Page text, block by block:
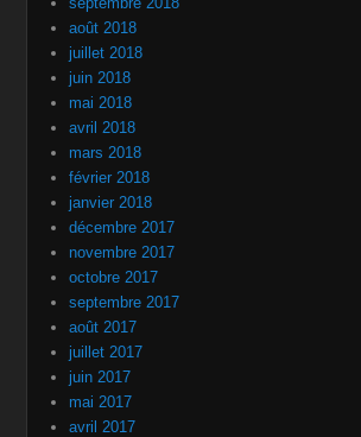
août 2018
juillet 2018
juin 2018
mai 2018
avril 2018
mars 2018
février 2018
janvier 2018
décembre 2017
novembre 2017
octobre 2017
septembre 2017
août 2017
juillet 2017
juin 2017
mai 2017
avril 2017